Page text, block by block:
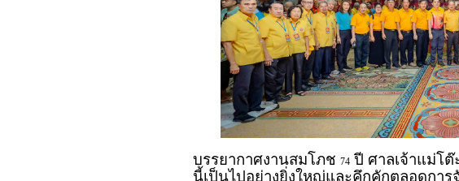
บรรยากาศงานสมโภช 74 ปี ศาลเจ้าแม่โต๊
นี้เป็นไปอย่างยิ่งใหญ่และคึกคักตลอดกา